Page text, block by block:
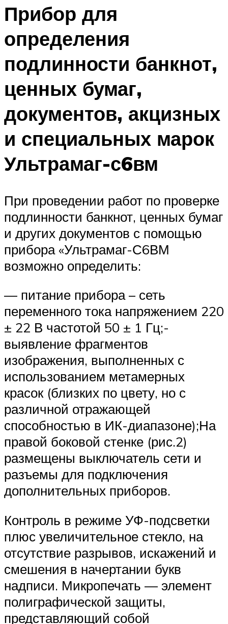
Прибор для
определения
подлинности банкнот,
ценных бумаг,
документов, акцизных
и специальных марок
Ультрамаг-с6вм
При проведении работ по проверке
подлинности банкнот, ценных бумаг
и других документов с помощью
прибора «Ультрамаг-С6ВМ
возможно определить:
— питание прибора – сеть
переменного тока напряжением 220
± 22 В частотой 50 ± 1 Гц;-
выявление фрагментов
изображения, выполненных с
использованием метамерных
красок (близких по цвету, но с
различной отражающей
способностью в ИК-диапазоне);На
правой боковой стенке (рис.2)
размещены выключатель сети и
разъемы для подключения
дополнительных приборов.
Контроль в режиме УФ-подсветки
плюс увеличительное стекло, на
отсутствие разрывов, искажений и
смешения в начертании букв
надписи. Микропечать — элемент
полиграфической защиты,
представляющий собой